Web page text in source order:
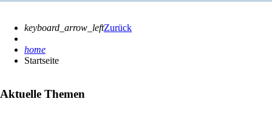
keyboard_arrow_leftZurück
home
Startseite
Aktuelle Themen